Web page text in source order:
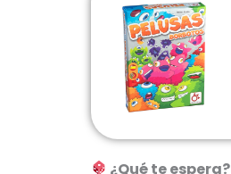
¿Qué te espera?